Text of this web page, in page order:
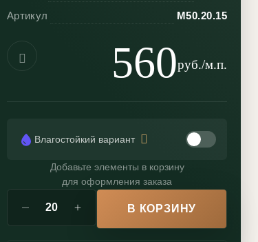
Артикул
М50.20.15
560руб./м.п.
Влагостойкий вариант
Добавьте элементы в корзину
для оформления заказа
В КОРЗИНУ